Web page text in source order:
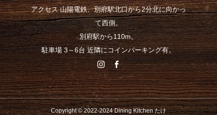
アクセス 山陽電鉄、別府駅北口から2分北に向かっ
て西側。
別府駅から110m。
駐車場 3～6台 近隣にコインパーキング有。
Copyright © 2022-2024 Dining Kitchen たけ